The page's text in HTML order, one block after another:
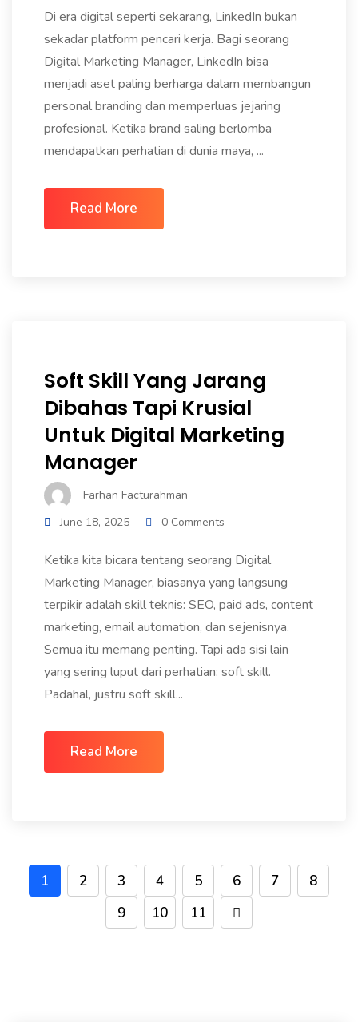
Di era digital seperti sekarang, LinkedIn bukan
sekadar platform pencari kerja. Bagi seorang
Digital Marketing Manager, LinkedIn bisa
menjadi aset paling berharga dalam membangun
personal branding dan memperluas jejaring
profesional. Ketika brand saling berlomba
mendapatkan perhatian di dunia maya, ...
Read More
Soft Skill Yang Jarang
Dibahas Tapi Krusial
Untuk Digital Marketing
Manager
Farhan Facturahman
June 18, 2025
0 Comments
Ketika kita bicara tentang seorang Digital
Marketing Manager, biasanya yang langsung
terpikir adalah skill teknis: SEO, paid ads, content
marketing, email automation, dan sejenisnya.
Semua itu memang penting. Tapi ada sisi lain
yang sering luput dari perhatian: soft skill.
Padahal, justru soft skill...
Read More
1 2 3 4 5 6 7
8
9
10 11